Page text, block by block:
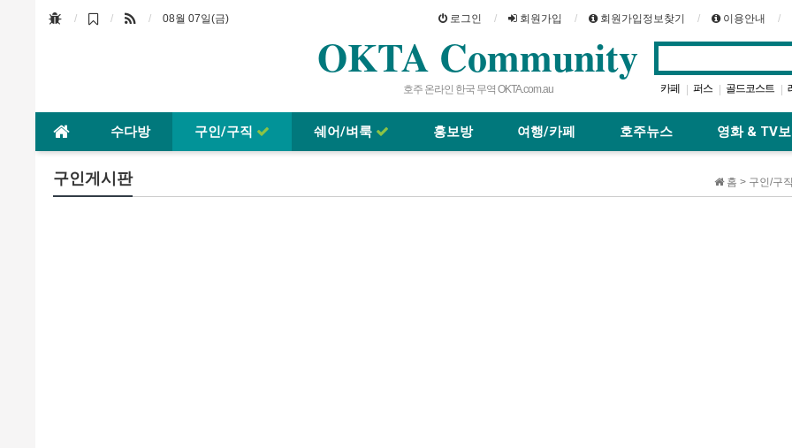
08월 07일(금) 로그인 회원가입 회원가입정보찾기 이용안내
OKTA Community
호주 온라인 한국 무역 OKTA.com.au 카페 | 퍼스 | 골드코스트 |
수다방 구인/구직 쉐어/벼룩 홍보방 여행/카페 호주뉴스 영화 & TV
홈 > 구인/구
구인게시판